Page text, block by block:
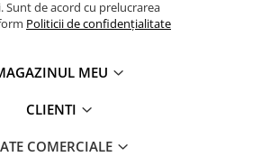
baterii,
Sunt de acord cu prelucrarea
Politicii de confidențialitate
MEU
CLIENTI
COMERCIALE